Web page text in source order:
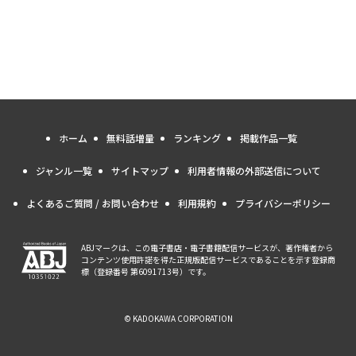
ホーム 無料話増量 ランキング 掲載作品一覧
ジャンル一覧 サイトマップ 利用者情報の外部送信について
よくあるご質問 / お問い合わせ 利用規約 プライバシーポリシー
ABJマークは、この電子書店・電子書籍配信サービスが、著作権者から
コンテンツ使用許諾を得た正規版配信サービスであることを示す登録商
標（登録番号 第6091713号）です。
© KADOKAWA CORPORATION